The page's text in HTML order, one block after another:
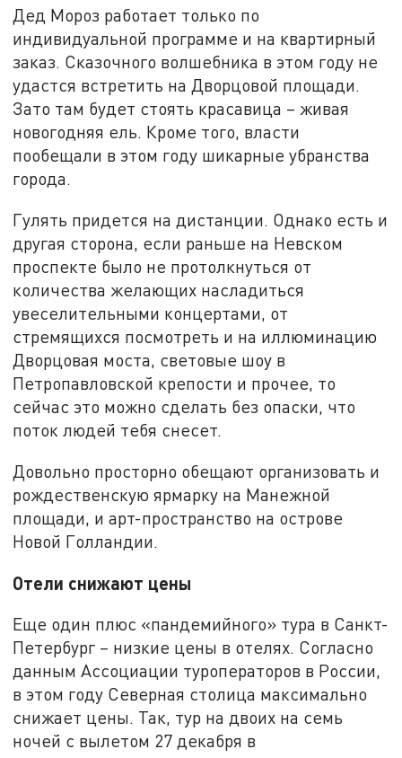
Дед Мороз работает только по
индивидуальной программе и на квартирный
заказ. Сказочного волшебника в этом году не
удастся встретить на Дворцовой площади.
Зато там будет стоять красавица – живая
новогодняя ель. Кроме того, власти
пообещали в этом году шикарные убранства
города.
Гулять придется на дистанции. Однако есть и
другая сторона, если раньше на Невском
проспекте было не протолкнуться от
количества желающих насладиться
увеселительными концертами, от
стремящихся посмотреть и на иллюминацию
Дворцовая моста, световые шоу в
Петропавловской крепости и прочее, то
сейчас это можно сделать без опаски, что
поток людей тебя снесет.
Довольно просторно обещают организовать и
рождественскую ярмарку на Манежной
площади, и арт-пространство на острове
Новой Голландии.
Отели снижают цены
Еще один плюс «пандемийного» тура в Санкт-
Петербург – низкие цены в отелях. Согласно
данным Ассоциации туроператоров в России,
в этом году Северная столица максимально
снижает цены. Так, тур на двоих на семь
ночей с вылетом 27 декабря в